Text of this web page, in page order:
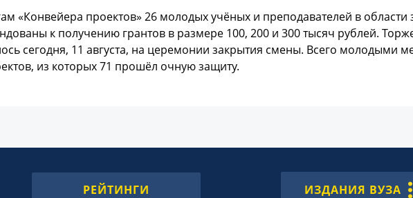
«Конвейера проектов» 26 молодых учёных и преподавателей в
к получению грантов в размере 100, 200 и 300 тысяч рублей.
сегодня, 11 августа, на церемонии закрытия смены. Всего молодыми
из которых 71 прошёл очную защиту.
РЕЙТИНГИ ИЗДАНИЯ ВУЗА